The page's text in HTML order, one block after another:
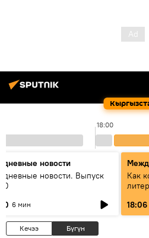
18:00
новости
новости. Выпуск
6 мин
Как
18:06
Кечээ Бүгүн